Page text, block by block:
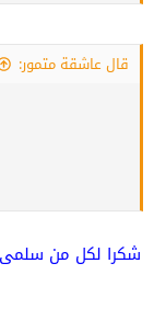
قال عاشقة متمور:
شكرا لكل من سلمى